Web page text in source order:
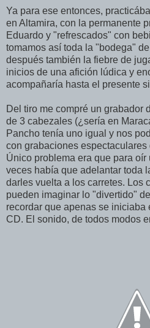
Ya para ese entonces,
en Altamira, con la permanente
Eduardo y "refrescados" con
tomamos así toda la "bodega"
después también la fiebre de
inicios de una afición lúdica y
acompañaría hasta el presente
Del tiro me compré un grabador
de 3 cabezales (¿sería en
Pancho tenía uno igual y nos
con grabaciones espectaculares
Único problema era que para
veces había que adelantar toda
darles vuelta a los carretes. Los
pueden imaginar lo "divertido"
recordar que apenas se iniciaba
CD. El sonido, de todos modos